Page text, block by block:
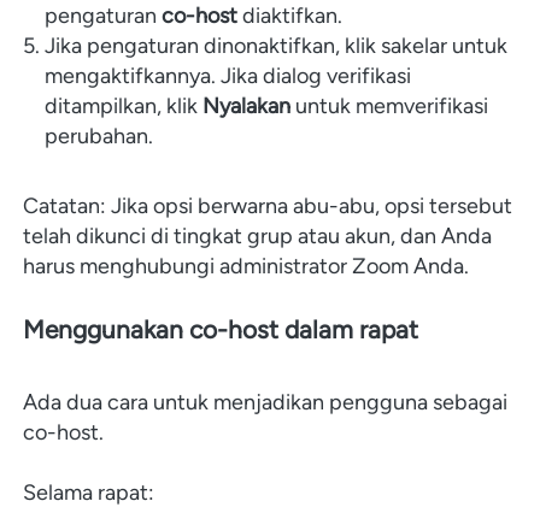
pengaturan co-host diaktifkan.
Jika pengaturan dinonaktifkan, klik sakelar untuk
mengaktifkannya. Jika dialog verifikasi
ditampilkan, klik Nyalakan untuk memverifikasi
perubahan.
Catatan: Jika opsi berwarna abu-abu, opsi tersebut
telah dikunci di tingkat grup atau akun, dan Anda
harus menghubungi administrator Zoom Anda.
Menggunakan co-host dalam rapat
Ada dua cara untuk menjadikan pengguna sebagai
co-host.
Selama rapat: